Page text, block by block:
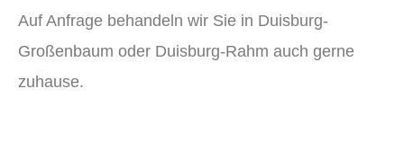
Auf Anfrage behandeln wir Sie in Duisburg-
Großenbaum oder Duisburg-Rahm auch gerne
zuhause.